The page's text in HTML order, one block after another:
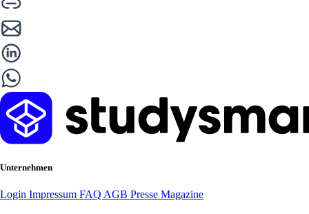
Unternehmen
Login Impressum FAQ AGB Presse Magazine